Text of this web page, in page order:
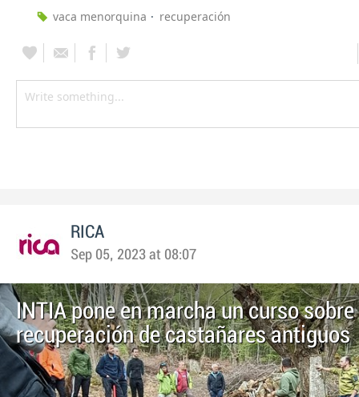
vaca menorquina
recuperación
RICA
Sep 05, 2023 at 08:07
INTIA pone en marcha un curso
recuperación de castañares antiguos